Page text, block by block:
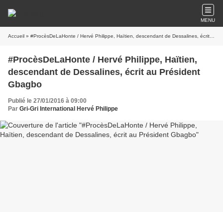
MENU
Accueil » #ProcèsDeLaHonte / Hervé Philippe, Haïtien, descendant de Dessalines, écrit au Président Gbagbo
#ProcèsDeLaHonte / Hervé Philippe, Haïtien,
descendant de Dessalines, écrit au Président
Gbagbo
Publié le 27/01/2016 à 09:00
Par Gri-Gri International Hervé Philippe